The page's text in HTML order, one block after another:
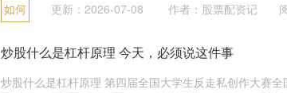
如何 更新：2026-07-08 作者：股票配资记
炒股什么是杠杆原理 今天，必须说这件事
炒股什么是杠杆原理 第四届全国大学生反走私创作大赛